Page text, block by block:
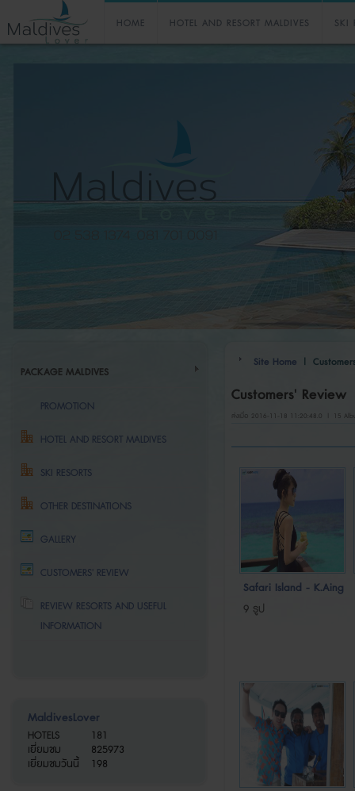
HOME HOTEL AND RESORT MALDIVES SKI
PACKAGE MALDIVES
PROMOTION
HOTEL AND RESORT MALDIVES
SKI RESORTS
OTHER DESTINATIONS
GALLERY
CUSTOMERS' REVIEW
REVIEW RESORTS AND USEFUL
INFORMATION
MaldivesLover
HOTELS
181
เยี่ยมชม
825973
เยี่ยมชมวันนี้
198
Site Home |
Customers' Review
ส่งเมื่อ 2016-11-18 11:20:48.0 | 15
Safari Island - K.Aing
9 รูป